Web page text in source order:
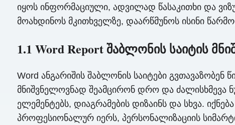
იყოს ინფორმაციული, ადვილად წასაკითხი და
მოახდინოს მკითხველზე, დაარწმუნოს ისინი
1.1 Word Report შაბლონის საიტის
Word ანგარიშის შაბლონის საიტები
მნიშვნელოვნად შეამცირონ დრო და ძალისხმევა
ელემენტებს, დიაგრამების დიზაინს და სხვა.
პროფესიონალურ იერს, პერსონალიზაციის